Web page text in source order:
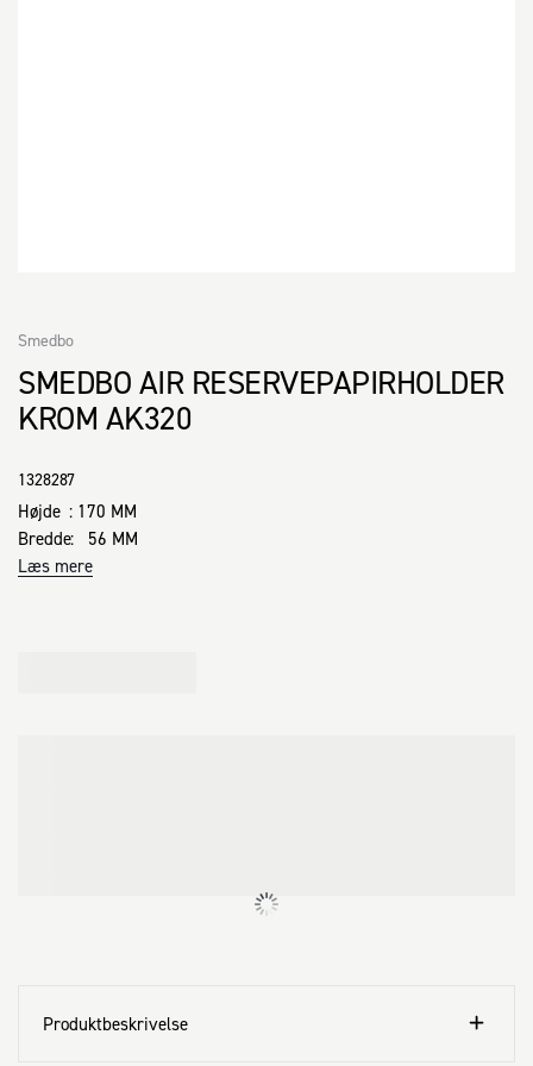
SMEDBO AIR RESERVEPAPIRHOLDER
KROM AK320
Smedbo
1328287
Højde  : 170 MM
Bredde:   56 MM
Læs mere
Produktbeskrivelse